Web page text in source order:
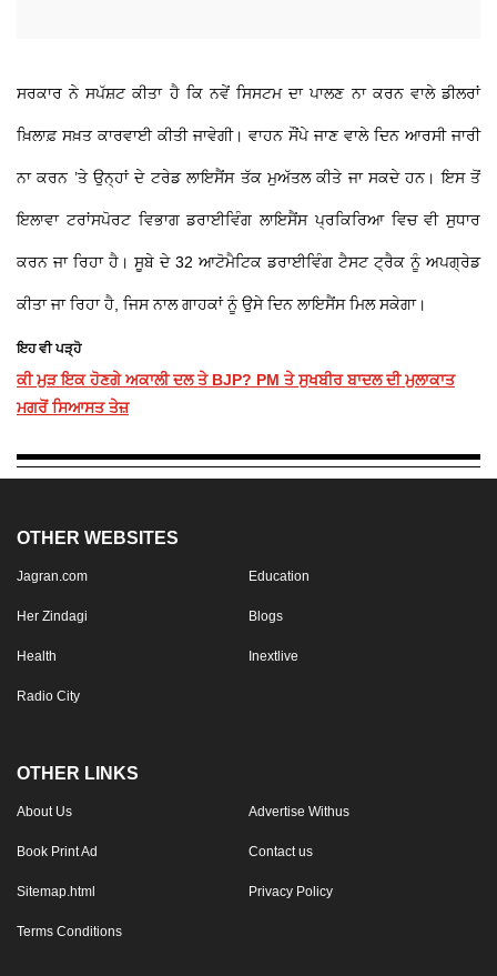
ਸਰਕਾਰ ਨੇ ਸਪੱਸ਼ਟ ਕੀਤਾ ਹੈ ਕਿ ਨਵੇਂ ਸਿਸਟਮ ਦਾ ਪਾਲਣ ਨਾ ਕਰਨ ਵਾਲੇ ਡੀਲਰਾਂ
ਖ਼ਿਲਾਫ਼ ਸਖ਼ਤ ਕਾਰਵਾਈ ਕੀਤੀ ਜਾਵੇਗੀ। ਵਾਹਨ ਸੌਂਪੇ ਜਾਣ ਵਾਲੇ ਦਿਨ ਆਰਸੀ ਜਾਰੀ
ਨਾ ਕਰਨ ’ਤੇ ਉਨ੍ਹਾਂ ਦੇ ਟਰੇਡ ਲਾਇਸੈਂਸ ਤੱਕ ਮੁਅੱਤਲ ਕੀਤੇ ਜਾ ਸਕਦੇ ਹਨ। ਇਸ ਤੋਂ
ਇਲਾਵਾ ਟਰਾਂਸਪੋਰਟ ਵਿਭਾਗ ਡਰਾਈਵਿੰਗ ਲਾਇਸੈਂਸ ਪ੍ਰਕਿਰਿਆ ਵਿਚ ਵੀ ਸੁਧਾਰ
ਕਰਨ ਜਾ ਰਿਹਾ ਹੈ। ਸੂਬੇ ਦੇ 32 ਆਟੋਮੈਟਿਕ ਡਰਾਈਵਿੰਗ ਟੈਸਟ ਟ੍ਰੈਕ ਨੂੰ ਅਪਗ੍ਰੇਡ
ਕੀਤਾ ਜਾ ਰਿਹਾ ਹੈ, ਜਿਸ ਨਾਲ ਗਾਹਕਾਂ ਨੂੰ ਉਸੇ ਦਿਨ ਲਾਇਸੈਂਸ ਮਿਲ ਸਕੇਗਾ।
ਇਹ ਵੀ ਪੜ੍ਹੋ
ਕੀ ਮੁੜ ਇਕ ਹੋਣਗੇ ਅਕਾਲੀ ਦਲ ਤੇ BJP? PM ਤੇ ਸੁਖਬੀਰ ਬਾਦਲ ਦੀ ਮੁਲਾਕਾਤ
ਮਗਰੋਂ ਸਿਆਸਤ ਤੇਜ਼
OTHER WEBSITES
Jagran.com Education
Her Zindagi Blogs
Health Inextlive
Radio City
OTHER LINKS
About Us Advertise Withus
Book Print Ad Contact us
Sitemap.html Privacy Policy
Terms Conditions